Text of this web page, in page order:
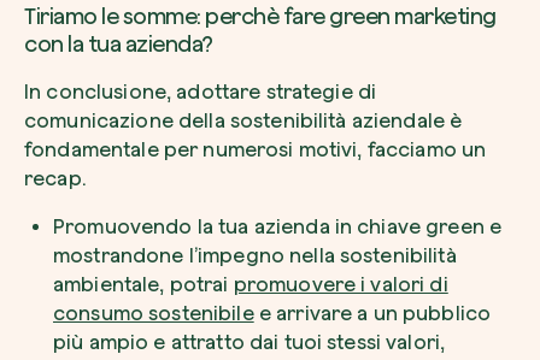
Tiriamo le somme: perchè fare green marketing
con la tua azienda?
In conclusione, adottare strategie di
comunicazione della sostenibilità aziendale è
fondamentale per numerosi motivi, facciamo un
recap.
Promuovendo la tua azienda in chiave green e
mostrandone l’impegno nella sostenibilità
ambientale, potrai promuovere i valori di
consumo sostenibilee arrivare a un pubblico
più ampio e attratto dai tuoi stessi valori,